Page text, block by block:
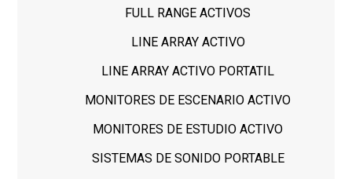
FULL RANGE ACTIVOS
LINE ARRAY ACTIVO
LINE ARRAY ACTIVO PORTATIL
MONITORES DE ESCENARIO ACTIVO
MONITORES DE ESTUDIO ACTIVO
SISTEMAS DE SONIDO PORTABLE